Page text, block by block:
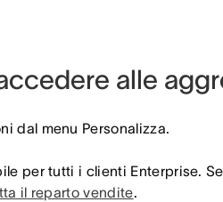
alle
dal menu Personalizza.
per tutti i clienti Enterprise.
il reparto vendite.